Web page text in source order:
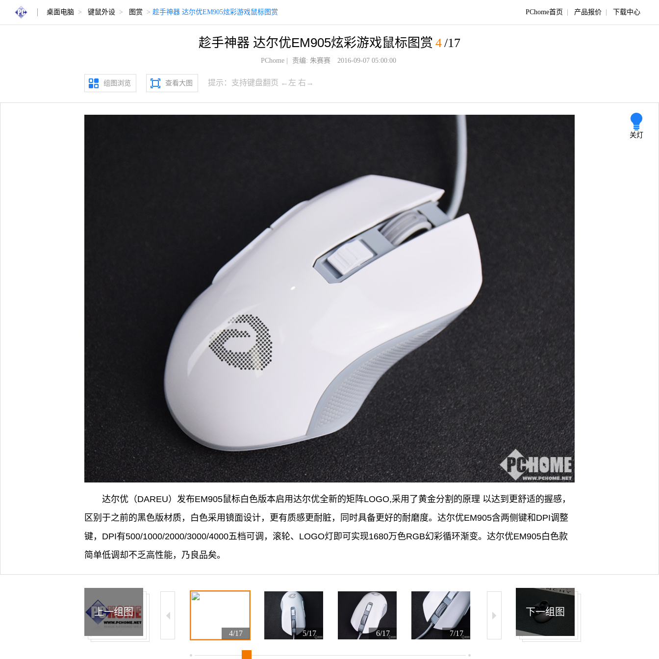
桌面电脑 > 键鼠外设 > 图赏 > 趁手神器 达尔优EM905炫彩游戏鼠标图赏 PChome首页 产品报价 下载中心
趁手神器 达尔优EM905炫彩游戏鼠标图赏 4/17
PChome| 责编: 朱赛赛 2016-09-07 05:00:00
组图浏览 查看大图 提示：支持键盘翻页 ←左 右→
关灯
达尔优（DAREU）发布EM905鼠标白色版本启用达尔优全新的矩阵LOGO,采用了黄金分割的原理 以达到更舒适的握感，
区别于之前的黑色版材质，白色采用镜面设计，更有质感更耐脏，同时具备更好的耐磨度。达尔优EM905含两侧键和DPI调整
键，DPI有500/1000/2000/3000/4000五档可调，滚轮、LOGO灯即可实现1680万色RGB幻彩循环渐变。达尔优EM905白色款
简单低调却不乏高性能，乃良品矣。
4/17 5/17 6/17 7/17 8/17
上一组图 下一组图